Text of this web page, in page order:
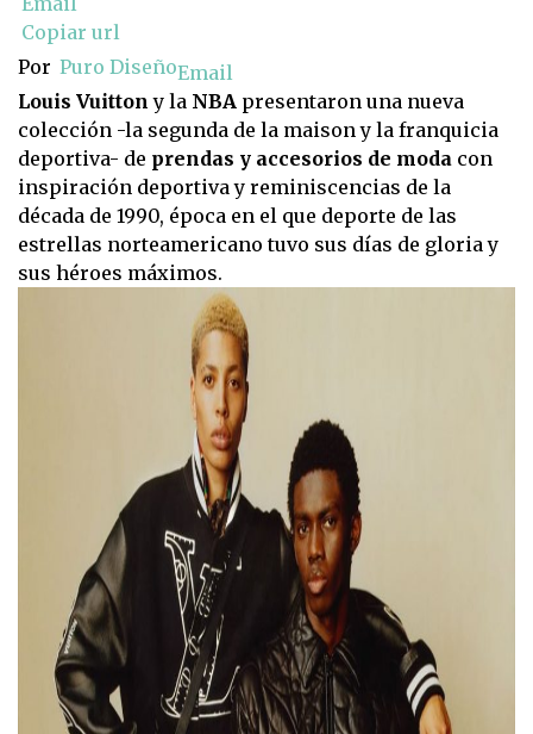
Copiar url
Por Puro DiseñoEmail
Louis Vuittony la NBA presentaron una nueva
colección -la segunda de la maison y la franquicia
deportiva- de prendas y accesorios de moda con
inspiración deportiva y reminiscencias de la
década de 1990, época en el que deporte de las
estrellas norteamericano tuvo sus días de gloria y
sus héroes máximos.